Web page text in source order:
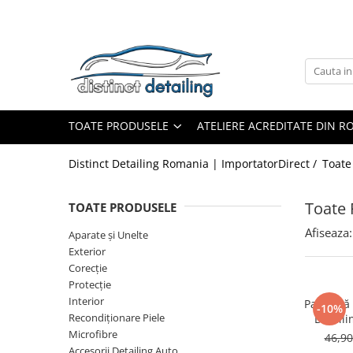
Toate Produsele
Aparate şi Unelte
Piese de Schimb Tornador®
Lămpi Inspecţie şi Lucru
Pre-Spălare şi Spălare
Decontaminare
Jante şi Anvelope
Compartiment Motor
Sticlă / Geamuri
TOATE PRODUSELE ATELIERE ACREDITATE DIN
Distinct Detailing Romania | ImportatorDirect /
Toate
TOATE PRODUSELE
Aparate şi Unelte
Exterior
Corecţie
Protecţie
Interior
Recondiţionare Piele
Microfibre
Afiseaza:
-10%
Pad